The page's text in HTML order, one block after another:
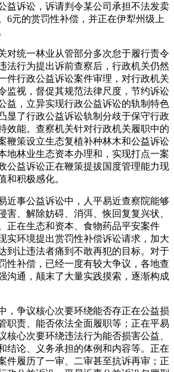
益诉讼，诉请判令某公司承担不法发卖
6元的赏罚性补偿，并正在伊犁州级上
统一林业从管部分多次怠于履行责令
法行为提出诉前查察后，行政机关仍然
件行政公益诉讼案件审理，对行政机关
监视，督促其规范法律尺度，节约诉讼
益，立异实现行政公益诉讼的轨制特色
显了行政公益诉讼轨制分歧于保守行政
效能。查察机关针对行政机关履职中的
鞭策设立生态复植补种林木和公益诉讼
地林业生态资本办理和，实现打点一案
公益诉讼正在鞭策提拔国度管理能力现
和积极感化。
事公益诉讼中，人平易近查察院能够
害、解除妨碍、消弭、恢回复复兴状、
正在生态和资本、食物药品平安案件
实环境提出赏罚性补偿诉讼请求，加大
到让违法者痛到不敢再犯的目标。对于
性补偿，已经一度有较大争议，各地查
沟通，颠末了大量实践摸索，逐渐构成
争议核心次要环绕能否存正在公益损
职责、能否依法全面履职等；正在平易
核心次要环绕违法行为能否损害公益、
结论、义务承担的体例和内容等。正在
件履历了一审、二审甚至抗诉再审；正